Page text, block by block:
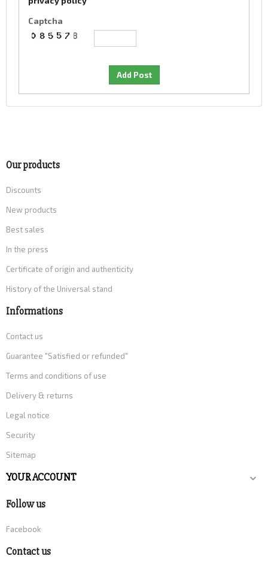
Captcha
Our products
Discounts
New products
Best sales
In the press
Certificate of origin and authenticity
History of the Universal stand
Informations
Contact us
Guarantee "Satisfied or refunded"
Terms and conditions of use
Delivery & returns
Legal notice
Security
Sitemap
YOUR ACCOUNT 
Follow us
Facebook
Contact us